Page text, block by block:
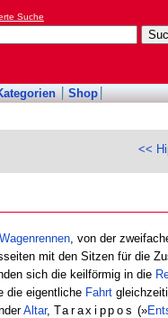
Suche
Shop
<<
Wagenrennen, von der
mit den Sitzen für die
sich die keilförmig in die
die eigentliche Fahrt
Altar, Taraxippos (»